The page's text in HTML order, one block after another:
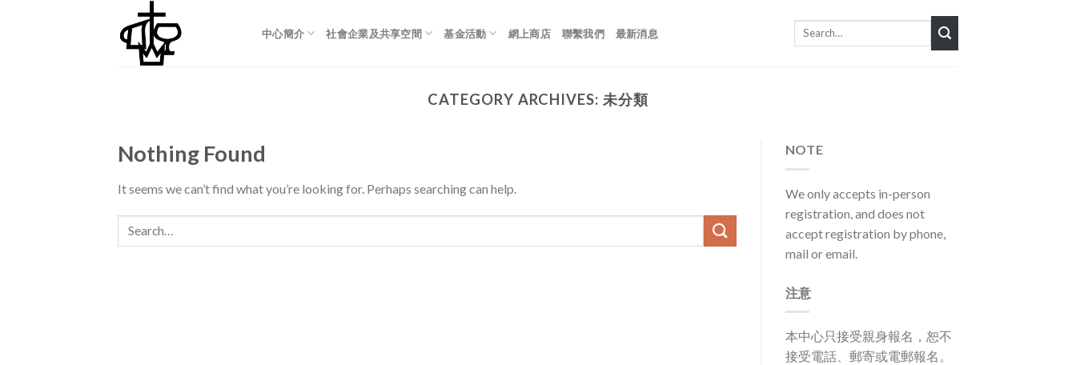
中心簡介 社會企業及共享空間 基金活動 網上商店 聯繫我們 最新消息
Search
CATEGORY ARCHIVES: 未分類
Nothing Found
It seems we can’t find what you’re looking for. Perhaps searching can help.
NOTE
We only accepts in-person
registration, and does not
accept registration by phone,
mail or email.
注意
本中心只接受親身報名，恕不
接受電話、郵寄或電郵報名。